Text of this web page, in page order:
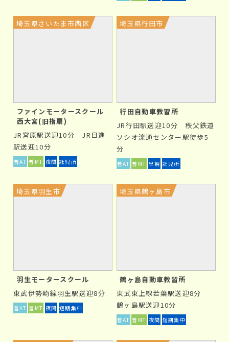
① 短期間で免許取得できる
② 免許費用が抑えられる
合宿免許は、宿泊費・食事代・交通費が含まれるケース
が多く、総合的に費用を抑えられている可能性も高いで
す。また、お得な割引やキャンペーンが出る可能性もあ
り、さらにお得になります。
合宿免許のデメリットは？
合宿免許は、短期間で免許取得できて魅力的に映ります
が、メリットばかりだけではありません。デメリットま
埼玉県さいたま市西区
ファインモータースクール
西大宮(旧指扇)
JR宮原駅送迎10分 JR日進
駅送迎10分
普AT 普MT 夜間 託児所
埼玉県行田市
行田自動車教習所
JR行田駅送迎10分 秩父鉄道
ソシオ流通センター駅徒歩5
分
普AT 普MT 早朝 託児所
埼玉県羽生市
羽生モータースクール
東武伊勢崎線羽生駅送迎8分
普AT 普MT 夜間 短期集中
埼玉県鶴ヶ島市
鶴ヶ島自動車教習所
東武東上線若葉駅送迎8分
鶴ヶ島駅送迎10分
普AT 普MT 夜間 短期集中